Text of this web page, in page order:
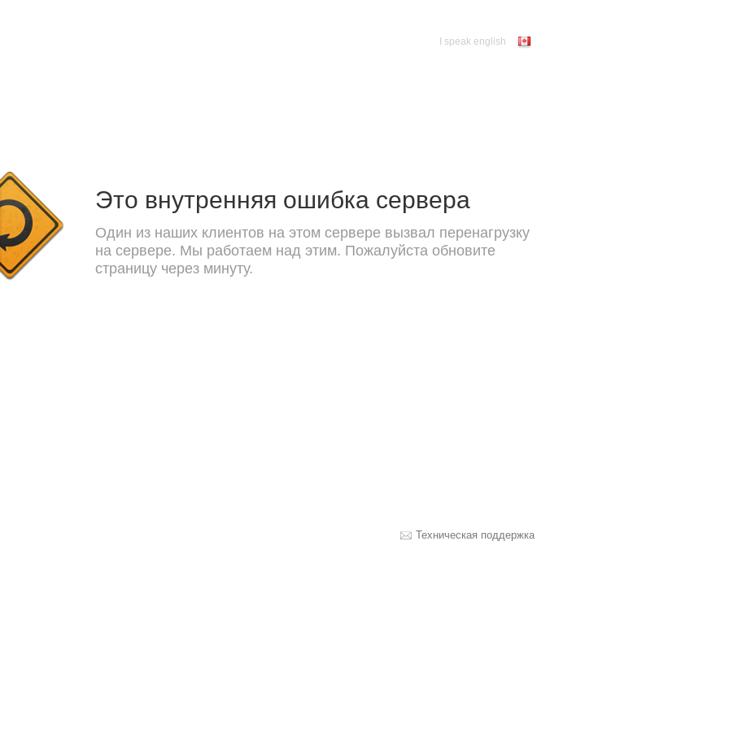
I speak english
Это внутренняя ошибка сервера
Один из наших клиентов на этом сервере вызвал перенагрузку
на сервере. Мы работаем над этим. Пожалуйста обновите
страницу через минуту.
Техническая поддержка